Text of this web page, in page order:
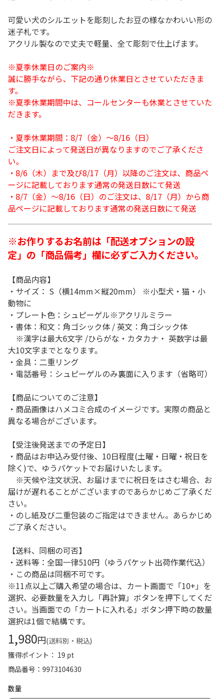
可愛い犬のシルエットを彫刻したお豆の様なかわいい形の
迷子札です。
アクリル製なので丈夫で軽量、全て彫刻で仕上げます。
※夏季休業日のご案内※
誠に勝手ながら、下記の通り休業日とさせていただきま
す。
※夏季休業期間中は、コールセンターも休業とさせていた
だきます。
・夏季休業期間：8/7（金）～8/16（日）
ご注文日によって発送日が異なりますのでご了承くださ
い。
・8/6（木）まで及び8/17（月）以降のご注文は、商品ペ
ージに記載しております通常の発送日数にて発送
・8/7（金）～8/16（日）のご注文は、8/17（月）から商
品ページに記載しております通常の発送日数にて発送
※お作りするお名前は「配送オプションの設
定」の「商品備考」欄に必ずご入力ください。
【商品内容】
・サイズ： S（横14mm×縦20mm） ※小型犬・猫・小
動物に
・プレート色：シュピーゲル※アクリルミラー
・書体：和文：角ゴシック体 / 英文：角ゴシック体
※漢字は最大6文字 /ひらがな・カタカナ・ 英数字は最
大10文字までとなります。
・金具：二重リング
・電話番号：シュピーゲルのみ裏面に入ります（省略可）
【商品についてのご注意】
・商品画像はハメコミ合成のイメージです。実際の商品と
異なる場合がございます。
【受注後発送までの予定日】
・商品はお申込み受付後、10日程度(土曜・日曜・祝日を
除く)で、ゆうパケットでお届けいたします。
※天候や注文状況、お届けまでに祝日をはさむ場合、お
届けが遅れることがございますのであらかじめご了承くだ
さい。
・のし紙及び二重包装のご指定はできません。あらかじめ
ご了承ください。
【送料、同梱の可否】
・送料等：全国一律510円（ゆうパケット出荷作業代込）
・この商品は同梱不可です。
※11点以上ご購入希望の場合は、カート画面で「10+」を
選択、必要数量を入力し「再計算」ボタンを押下してくだ
さい。当画面での「カートに入れる」ボタン押下時の数量
選択は1個で結構です。
1,980円(送料別・税込)
獲得ポイント： 19 pt
商品番号
9973104630
数量